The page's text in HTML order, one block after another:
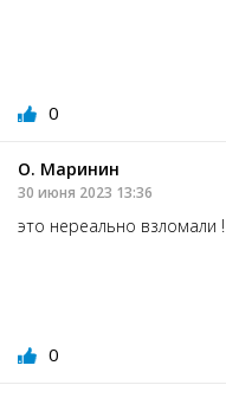
0
О. Маринин
30 июня 2023 13:36
это нереально взломали !
0